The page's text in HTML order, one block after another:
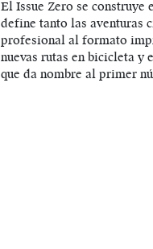
El Issue Zero se construye
define tanto las aventuras
profesional al formato
nuevas rutas en bicicleta
que da nombre al primer